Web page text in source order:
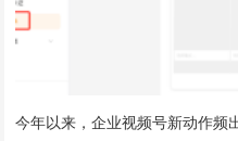
今年以来，企业视频号新动作频